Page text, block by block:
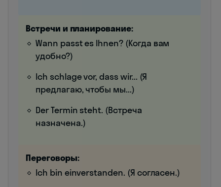
Встречи и планирование:
Wann passt es Ihnen? (Когда вам
удобно?)
Ich schlage vor, dass wir... (Я
предлагаю, чтобы мы...)
Der Termin steht. (Встреча
назначена.)
Переговоры:
Ich bin einverstanden. (Я согласен.)